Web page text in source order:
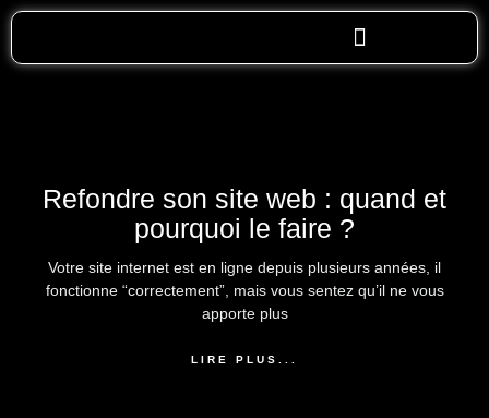
Aller
contenu
Refondre son site web : quand et
pourquoi le faire ?
Votre site internet est en ligne depuis plusieurs années, il
fonctionne “correctement”, mais vous sentez qu’il ne vous
apporte plus
LIRE PLUS...